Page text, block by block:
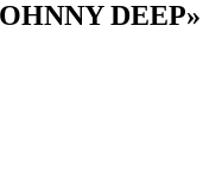
DEEP»